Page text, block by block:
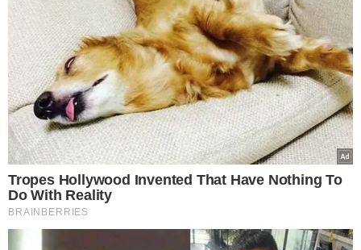
CAUSA DA MORTE
Segundo informações preliminares do Instituto Médico
Legal (IML),a causa da morte de Djidjafoi apontada
como“indeterminada”, ocasionada por “depressão
dos centros cardiorrespiratórios centrais bulbares;
congestão e edema cerebral“.
SEITA MACABRA
A principal suspeita é que Djidja foi morta pela mãe e
irmão,os dois integravam aseita macabra "Pai, Mãe,
Vida", na qual se autointitulavam Deus e Maria.
como Ketamina, além de acontecer estupro de